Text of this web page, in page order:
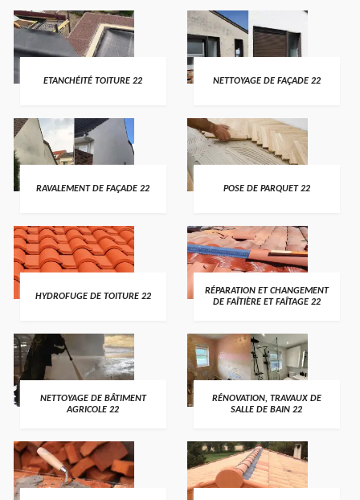
ETANCHÉITÉ TOITURE 22 NETTOYAGE DE FAÇADE 22
RAVALEMENT DE FAÇADE 22 POSE DE PARQUET 22
HYDROFUGE DE TOITURE 22
RÉPARATION ET CHANGEMENT
DE FAÎTIÈRE ET FAÎTAGE 22
NETTOYAGE DE BÂTIMENT
AGRICOLE 22
RÉNOVATION, TRAVAUX DE
SALLE DE BAIN 22